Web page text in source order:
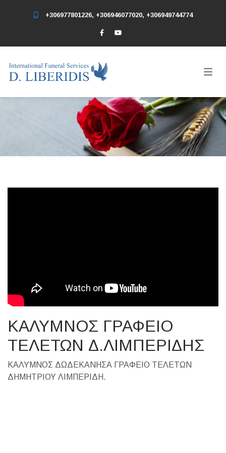
+306977801226, +306946077020, +306949744774
ΚΑΛΥΜΝΟΣ ΓΡΑΦΕΙΟ
ΤΕΛΕΤΩΝ Δ.ΛΙΜΠΕΡΙΔΗΣ
ΚΑΛΥΜΝΟΣ ΔΩΔΕΚΑΝΗΣΑ ΓΡΑΦΕΙΟ ΤΕΛΕΤΩΝ
ΔΗΜΗΤΡΙΟΥ ΛΙΜΠΕΡΙΔΗ.